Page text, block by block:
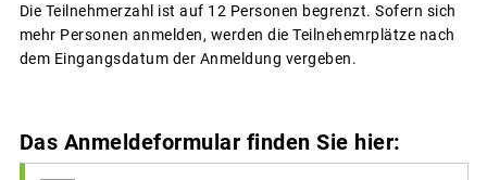
Die Teilnehmerzahl ist auf 12 Personen begrenzt. Sofern sich
mehr Personen anmelden, werden die Teilnehemrplätze nach
dem Eingangsdatum der Anmeldung vergeben.
Das Anmeldeformular finden Sie hier: